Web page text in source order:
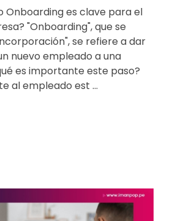
Onboarding es clave para el
"Onboarding", que se
se refiere a dar
nuevo empleado a una
es importante este paso?
al empleado est ...